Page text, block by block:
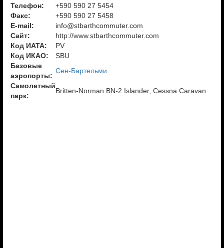
Телефон:
+590 590 27 5454
Факс:
+590 590 27 5458
E-mail:
info@stbarthcommuter.com
Сайт:
http://www.stbarthcommuter.com
Код ИАТА:
PV
Код ИКАО:
SBU
Базовые
аэропорты:
Сен-Бартельми
Самолетный
парк:
Britten-Norman BN-2 Islander, Cessna Caravan